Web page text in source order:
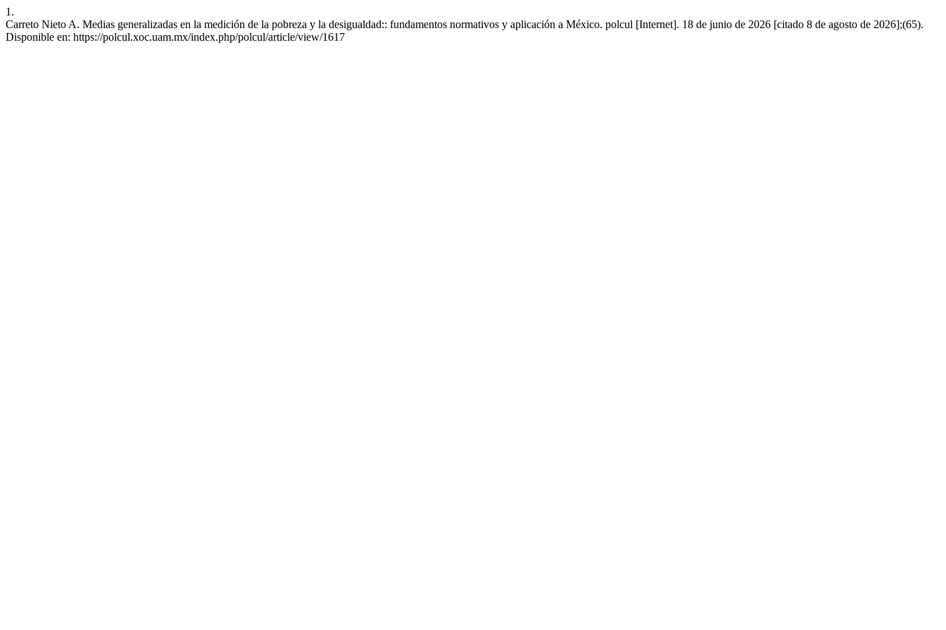
1.
Carreto Nieto A. Medias generalizadas en la medición de la pobreza y la desigualdad:: fundamentos normativos y aplicación a México. polcul [Internet]. 18 de junio de 2026 [citado 8 de agosto de 2026];(65).
Disponible en: https://polcul.xoc.uam.mx/index.php/polcul/article/view/1617